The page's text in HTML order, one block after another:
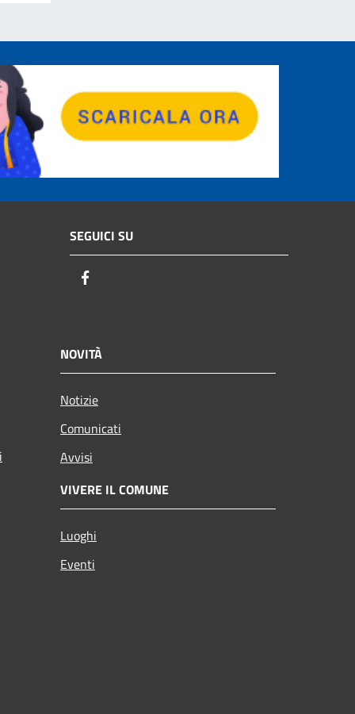
SEGUICI SU
NOVITÀ
Notizie
Comunicati
Avvisi
VIVERE IL COMUNE
Luoghi
Eventi